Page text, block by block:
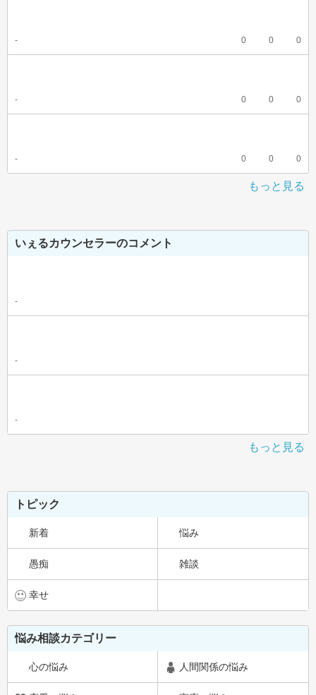
- 0 0 0
- 0 0 0
- 0 0 0
もっと見る
いぇるカウンセラーのコメント
-
-
-
もっと見る
トピック
新着 悩み
愚痴 雑談
幸せ
悩み相談カテゴリー
心の悩み 人間関係の悩み